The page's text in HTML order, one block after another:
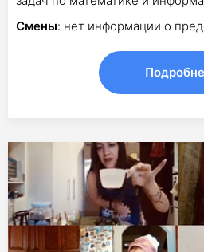
Смены: нет информации о